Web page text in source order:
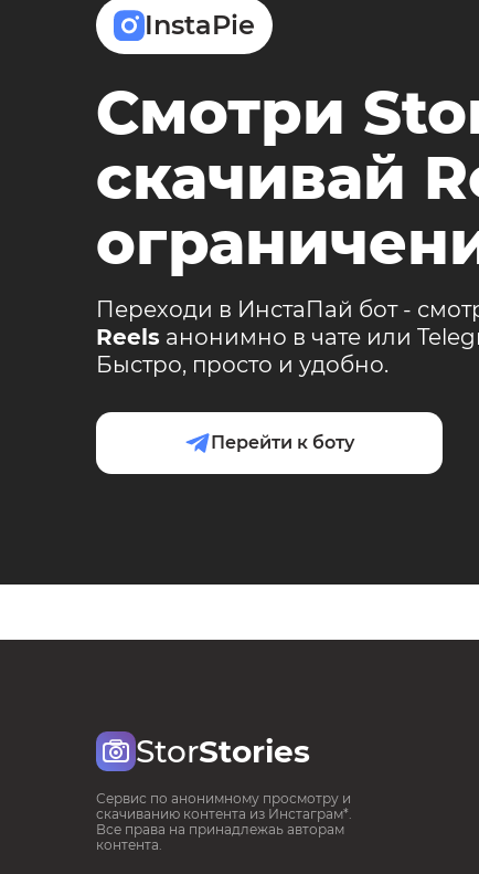
InstaPie
Смотри
скачивай
Переходи в ИнстаПай бот -
Reels анонимно в чате или
Быстро, просто и удобно.
Перейти к боту
StorStories
Сервис по анонимному просмотру и
скачиванию контента из Инстаграм*.
Все права на принадлежаь авторам
контента.